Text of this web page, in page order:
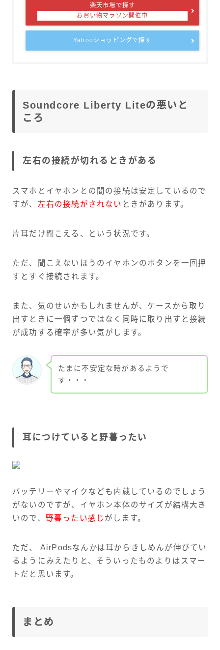
楽天市場で探す
Yahooショッピングで探す
Soundcore Liberty Liteの悪いと
ころ
左右の接続が切れるときがある
スマホとイヤホンとの間の接続は安定しているので
すが、 左右の接続がされない ときがあります。
片耳だけ聞こえる、という状況です。
ただ、聞こえないほうのイヤホンのボタンを一回押
すとすぐ接続されます。
また、気のせいかもしれませんが、ケースから取り
出すときに一個ずつではなく同時に取り出すと接続
が成功する確率が多い気がします。
たまに不安定な時があるようで
す・・・
耳につけていると野暮ったい
バッテリーやマイクなども内蔵しているのでしょう
がないのですが、イヤホン本体のサイズが結構大き
いので、 野暮ったい感じ がします。
ただ、 AirPodsなんかは耳からきしめんが伸びてい
るようにみえたりと、そういったものよりはスマー
トだと思います。
まとめ